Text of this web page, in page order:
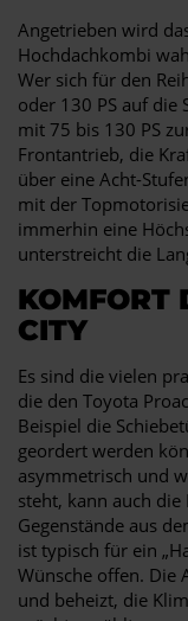
Angetrieben wird
Hochdachkombi
Wer sich für den
oder 130 PS auf die
mit 75 bis 130 PS
Frontantrieb, die
über eine Acht-
mit der
immerhin eine
unterstreicht die
KOMFORT
CITY
Es sind die vielen
die den Toyota
Beispiel die
geordert werden
asymmetrisch und
steht, kann auch
Gegenstände aus
ist typisch für ein
Wünsche offen. Die
und beheizt, die